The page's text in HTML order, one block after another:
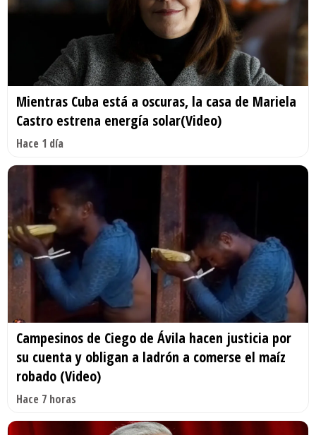
Mientras Cuba está a oscuras, la casa de Mariela
Castro estrena energía solar(Video)
Hace 1 día
Campesinos de Ciego de Ávila hacen justicia por
su cuenta y obligan a ladrón a comerse el maíz
robado (Video)
Hace 7 horas